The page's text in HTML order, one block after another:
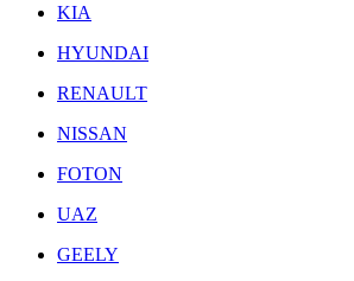
KIA
HYUNDAI
RENAULT
NISSAN
FOTON
UAZ
GEELY